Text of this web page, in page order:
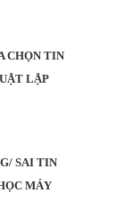
CHỌN TIN
LẬP
SAI TIN
MÁY